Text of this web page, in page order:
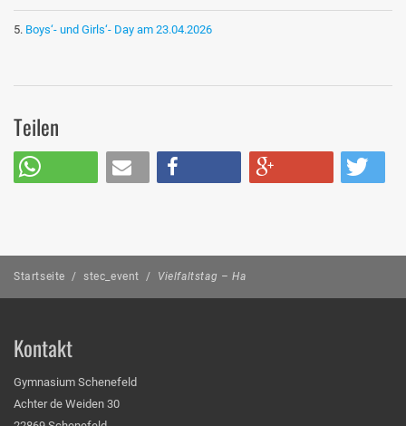
Boys‘- und Girls‘- Day am 23.04.2026
Teilen
Startseite / stec_event / Vielfaltstag – Ha
Kontakt
Gymnasium Schenefeld
Achter de Weiden 30